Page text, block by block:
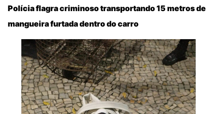
Polícia flagra criminoso transportando 15 metros de
mangueira furtada dentro do carro